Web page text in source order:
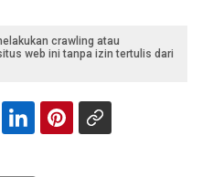
crawling atau
web ini tanpa izin tertulis dari